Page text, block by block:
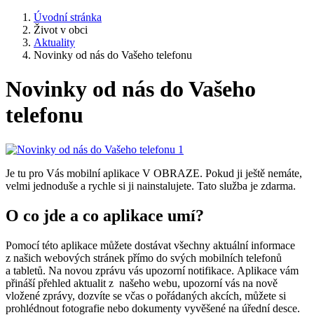
Úvodní stránka
Život v obci
Aktuality
Novinky od nás do Vašeho telefonu
Novinky od nás do Vašeho
telefonu
Je tu pro Vás mobilní aplikace V OBRAZE. Pokud ji ještě nemáte,
velmi jednoduše a rychle si ji nainstalujete. Tato služba je zdarma.
O co jde a co aplikace umí?
Pomocí této aplikace můžete dostávat všechny aktuální informace
z našich webových stránek přímo do svých mobilních telefonů
a tabletů. Na novou zprávu vás upozorní notifikace. Aplikace vám
přináší přehled aktualit z našeho webu, upozorní vás na nově
vložené zprávy, dozvíte se včas o pořádaných akcích, můžete si
prohlédnout fotografie nebo dokumenty vyvěšené na úřední desce.